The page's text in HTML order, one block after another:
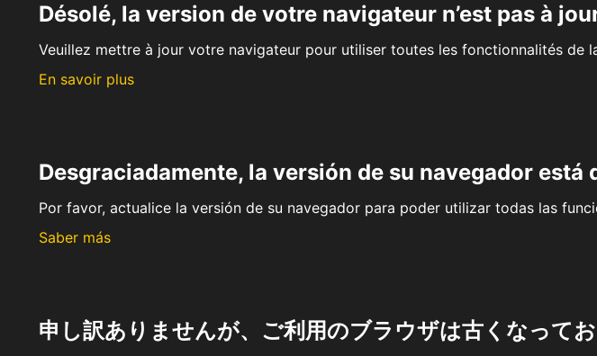
Désolé, la version de votre navigateur n’est pas à
Veuillez mettre à jour votre navigateur pour utiliser toutes les fonctionnalités de
En savoir plus
Desgraciadamente, la versión de su navegador está
Por favor, actualice la versión de su navegador para poder utilizar todas las
Saber más
申し訳ありませんが、ご利用のブラウザは古くなって